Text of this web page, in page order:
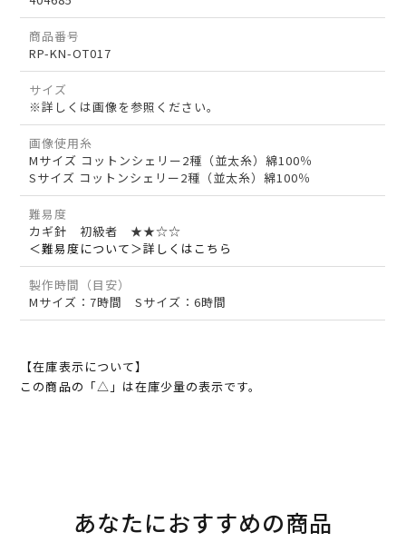
商品番号
RP-KN-OT017
サイズ
※詳しくは画像を参照ください。
画像使用糸
Mサイズ コットンシェリー2種（並太糸）綿100％
Sサイズ コットンシェリー2種（並太糸）綿100％
難易度
カギ針 初級者 ★★☆☆
＜難易度について＞詳しくはこちら
製作時間（目安）
Mサイズ：7時間 Sサイズ：6時間
【在庫表示について】
この商品の「△」は在庫少量の表示です。
あなたにおすすめの商品